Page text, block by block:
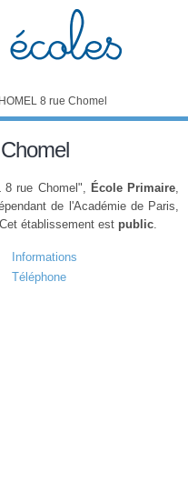
8 rue Chomel
8 rue Chomel", École Primaire,
de l'Académie de Paris,
établissement est public.
Informations
Téléphone